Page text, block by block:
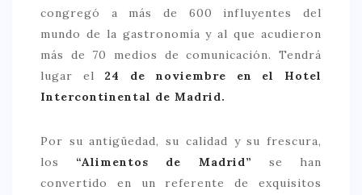
EVENTOS POP UP
HEALTHY
POR SUS BAÑOS…
congregó a más de 600 influyentes del
mundo de la gastronomía y al que acudieron
más de 70 medios de comunicación. Tendrá
lugar el 24 de noviembre en el Hotel
Intercontinental de Madrid.
Por su antigüedad, su calidad y su frescura,
los
“Alimentos de Madrid” se han
convertido en un referente de exquisitos